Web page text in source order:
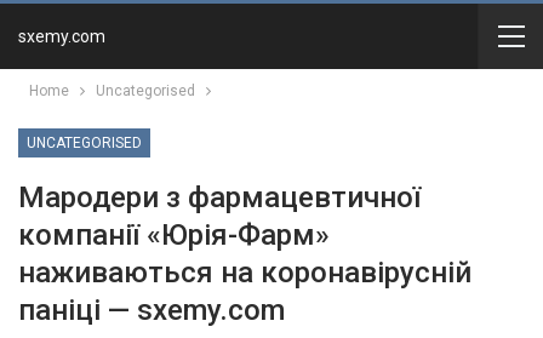
sxemy.com
Home Uncategorised
UNCATEGORISED
Мародери з фармацевтичної
компанії «Юрія-Фарм»
наживаються на коронавірусній
паніці — sxemy.com